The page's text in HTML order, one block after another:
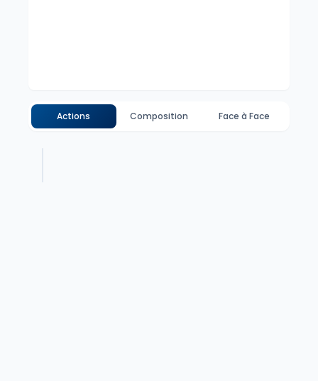
Actions Composition Face à Face